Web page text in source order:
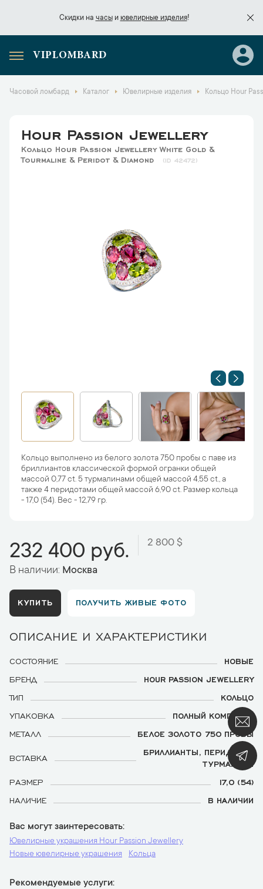
Скидки на часыи ювелирные изделия!
Скидки начасы
VIPLOMBARD
Часовой ломбард Каталог Ювелирные изделия Кольцо Hour
Hour Passion Jewellery
Кольцо Hour Passion Jewellery White Gold &
Tourmaline & Peridot & Diamond
42472
Кольцо выполнено из белого золота 750 пробы с паве из
бриллиантов классической формой огранки общей
массой 0,77 ct. 5 турмалинами общей массой 4,55 ct., а
также 4 перидотами общей массой 6,90 ct. Размер кольца
- 17,0 (54). Вес - 12,79 гр.
232 400 руб. 2 800 $
В наличии: Москва
КУПИТЬ ПОЛУЧИТЬ ЖИВЫЕ ФОТО
ОПИСАНИЕ И ХАРАКТЕРИСТИКИ
СОСТОЯНИЕ
НОВЫЕ
БРЕНД
HOUR PASSION JEWELLERY
ТИП
КОЛЬЦО
УПАКОВКА
ПОЛНЫЙ КОМПЛЕКТ
МЕТАЛЛ
БЕЛОЕ ЗОЛОТО 750 ПРОБЫ
ВСТАВКА
БРИЛЛИАНТЫ, ПЕРИДОТЫ,
ТУРМАЛИНЫ
РАЗМЕР
17,0 (54)
НАЛИЧИЕ
В НАЛИЧИИ
Вас могут заинтересовать
Ювелирные украшения Hour Passion Jewellery
Новые ювелирные украшения
Кольца
Рекомендуемые услуги